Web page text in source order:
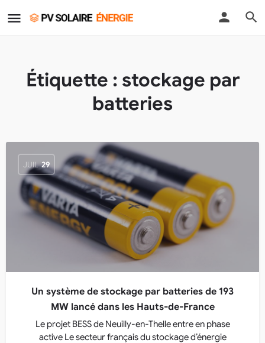
Étiquette : stockage par
batteries
JUIL 29
Un système de stockage par batteries de 193
MW lancé dans les Hauts-de-France
Le projet BESS de Neuilly-en-Thelle entre en phase
active Le secteur français du stockage d’énergie